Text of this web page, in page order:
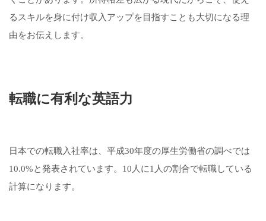
るスキルを身に付け収入アップを目指すことも大切になる理
由をお伝えします。
転職に有利な英語力
日本での転職入社率は、平成30年度の厚生労働省の調べでは
10.0%と発表されています。10人に1人の割合で転職している
計算になります。